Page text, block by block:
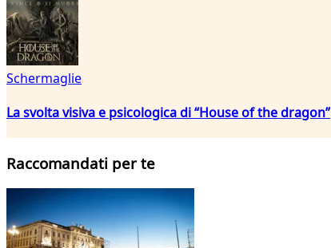
Schermaglie
La svolta visiva e psicologica di “House of the dragon”
Raccomandati per te